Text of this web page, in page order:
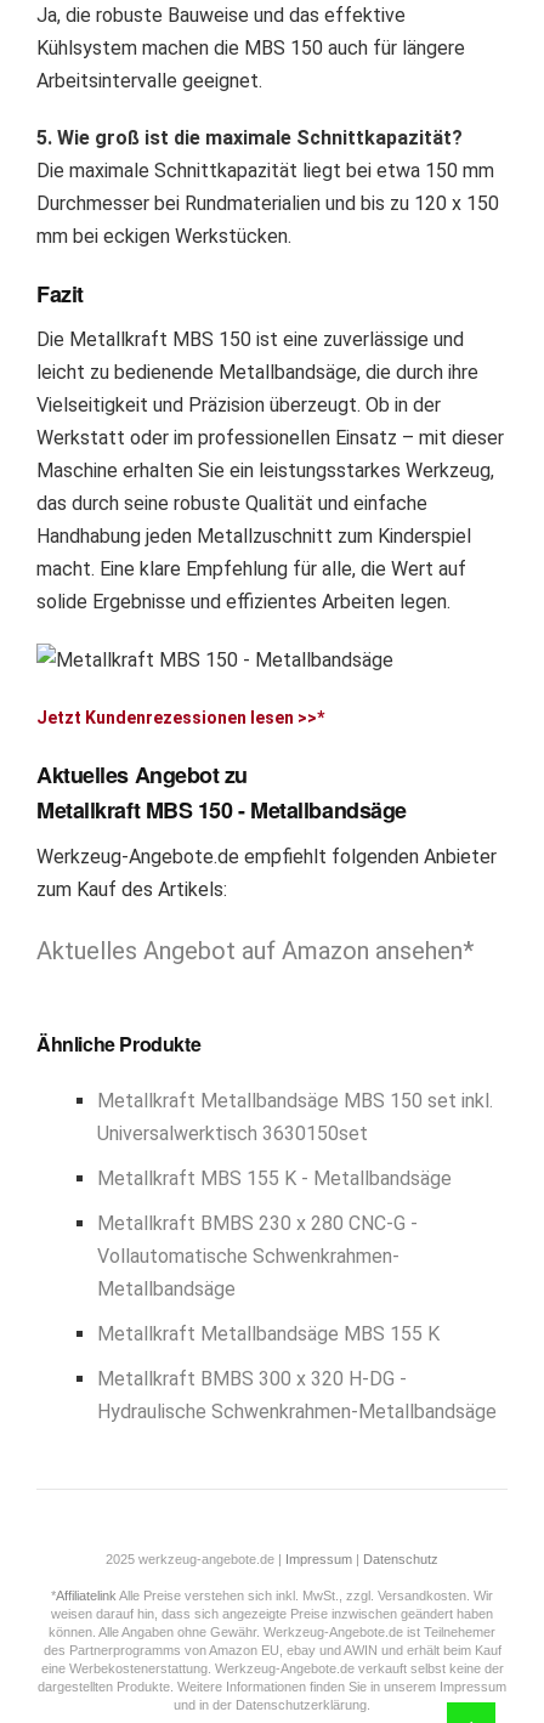
Ja, die robuste Bauweise und das effektive
Kühlsystem machen die MBS 150 auch für längere
Arbeitsintervalle geeignet.
5. Wie groß ist die maximale Schnittkapazität?
Die maximale Schnittkapazität liegt bei etwa 150 mm
Durchmesser bei Rundmaterialien und bis zu 120 x 150
mm bei eckigen Werkstücken.
Fazit
Die Metallkraft MBS 150 ist eine zuverlässige und
leicht zu bedienende Metallbandsäge, die durch ihre
Vielseitigkeit und Präzision überzeugt. Ob in der
Werkstatt oder im professionellen Einsatz – mit dieser
Maschine erhalten Sie ein leistungsstarkes Werkzeug,
das durch seine robuste Qualität und einfache
Handhabung jeden Metallzuschnitt zum Kinderspiel
macht. Eine klare Empfehlung für alle, die Wert auf
solide Ergebnisse und effizientes Arbeiten legen.
Jetzt Kundenrezessionen lesen >>*
Aktuelles Angebot zu
Metallkraft MBS 150 - Metallbandsäge
Werkzeug-Angebote.de empfiehlt folgenden Anbieter
zum Kauf des Artikels:
Aktuelles Angebot auf Amazon ansehen*
Ähnliche Produkte
Metallkraft Metallbandsäge MBS 150 set inkl.
Universalwerktisch 3630150set
Metallkraft MBS 155 K - Metallbandsäge
Metallkraft BMBS 230 x 280 CNC-G -
Vollautomatische Schwenkrahmen-
Metallbandsäge
Metallkraft Metallbandsäge MBS 155 K
Metallkraft BMBS 300 x 320 H-DG -
Hydraulische Schwenkrahmen-Metallbandsäge
2025 werkzeug-angebote.de | Impressum Datenschutz
*Affiliatelink Alle Preise verstehen sich inkl. MwSt., zzgl. Versandkosten. Wir
weisen darauf hin, dass sich angezeigte Preise inzwischen geändert haben
können. Alle Angaben ohne Gewähr. Werkzeug-Angebote.de ist Teilnehemer
des Partnerprogramms von Amazon EU, ebay und AWIN und erhält beim Kauf
eine Werbekostenerstattung. Werkzeug-Angebote.de verkauft selbst keine der
dargestellten Produkte. Weitere Informationen finden Sie in unserem Impressum
und in der Datenschutzerklärung.